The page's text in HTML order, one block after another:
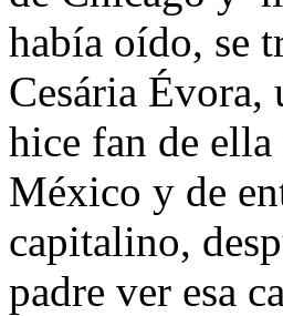
había oído, se
Cesária Évora,
hice fan de
México y de
capitalino,
padre ver esa